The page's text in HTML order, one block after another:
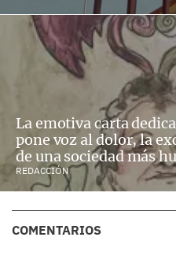
La emotiva carta
pone voz al dolor, la
de una sociedad más
REDACCIÓN
COMENTARIOS